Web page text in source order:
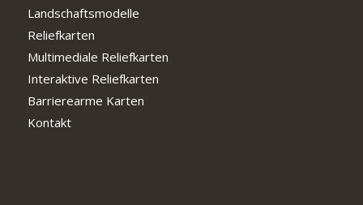
Landschaftsmodelle
Reliefkarten
Multimediale Reliefkarten
Interaktive Reliefkarten
Barrierearme Karten
Kontakt